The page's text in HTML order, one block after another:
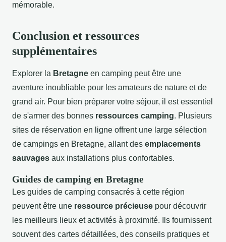
mémorable.
Conclusion et ressources
supplémentaires
Explorer la Bretagne en camping peut être une
aventure inoubliable pour les amateurs de nature et de
grand air. Pour bien préparer votre séjour, il est essentiel
de s'armer des bonnes ressources camping. Plusieurs
sites de réservation en ligne offrent une large sélection
de campings en Bretagne, allant des emplacements
sauvages aux installations plus confortables.
Guides de camping en Bretagne
Les guides de camping consacrés à cette région
peuvent être une ressource précieuse pour découvrir
les meilleurs lieux et activités à proximité. Ils fournissent
souvent des cartes détaillées, des conseils pratiques et